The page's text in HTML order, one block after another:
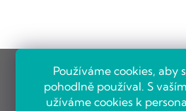
Používáme cookies, aby
pohodlně používal. S
užíváme cookies k